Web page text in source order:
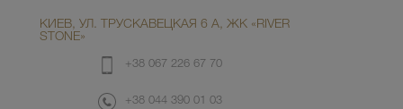
КИЕВ, УЛ. ТРУСКАВЕЦКАЯ 6 А, ЖК «RIVER
STONE»
+38 067 226 67 70
+38 044 390 01 03